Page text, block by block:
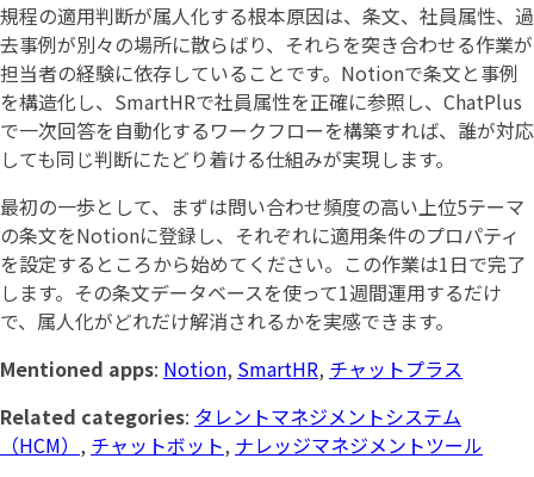
規程の適用判断が属人化する根本原因は、条文、社員属性、過
去事例が別々の場所に散らばり、それらを突き合わせる作業が
担当者の経験に依存していることです。Notionで条文と事例
を構造化し、SmartHRで社員属性を正確に参照し、ChatPlus
で一次回答を自動化するワークフローを構築すれば、誰が対応
しても同じ判断にたどり着ける仕組みが実現します。
最初の一歩として、まずは問い合わせ頻度の高い上位5テーマ
の条文をNotionに登録し、それぞれに適用条件のプロパティ
を設定するところから始めてください。この作業は1日で完了
します。その条文データベースを使って1週間運用するだけ
で、属人化がどれだけ解消されるかを実感できます。
Mentioned apps: Notion, SmartHR, チャットプラス
Related categories: タレントマネジメントシステム
（HCM） , チャットボット, ナレッジマネジメントツール